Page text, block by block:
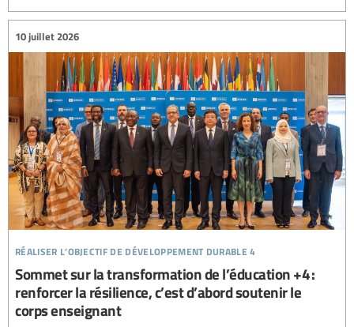
réaliser l’objectif de développement durable 4
10 juillet 2026
Sommet sur la transformation de l’éducation +4 :
renforcer la résilience, c’est d’abord soutenir le
corps enseignant